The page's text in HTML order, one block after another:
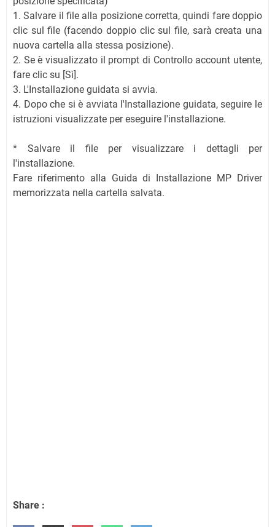
1. Salvare il file alla posizione corretta, quindi fare doppio
clic sul file (facendo doppio clic sul file, sarà creata una
nuova cartella alla stessa posizione).
2. Se è visualizzato il prompt di Controllo account utente,
fare clic su [Sì].
3. L'Installazione guidata si avvia.
4. Dopo che si è avviata l'Installazione guidata, seguire le
istruzioni visualizzate per eseguire l'installazione.
* Salvare il file per visualizzare i dettagli per
l'installazione.
Fare riferimento alla Guida di Installazione MP Driver
memorizzata nella cartella salvata.
Share :